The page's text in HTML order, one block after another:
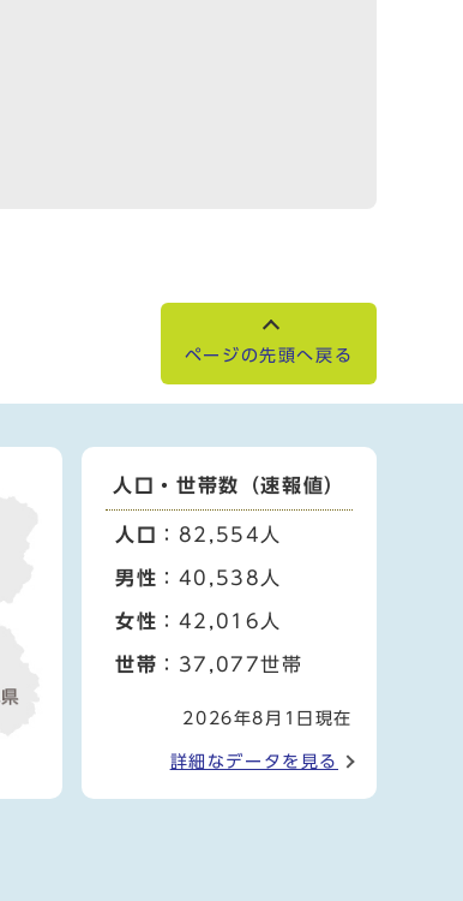
ページの先頭へ戻る
人口・世帯数（速報値）
人口 ：82,554人
男性 ：40,538人
女性 ：42,016人
世帯 ：37,077世帯
2026年8月1日現在
詳細なデータを見る